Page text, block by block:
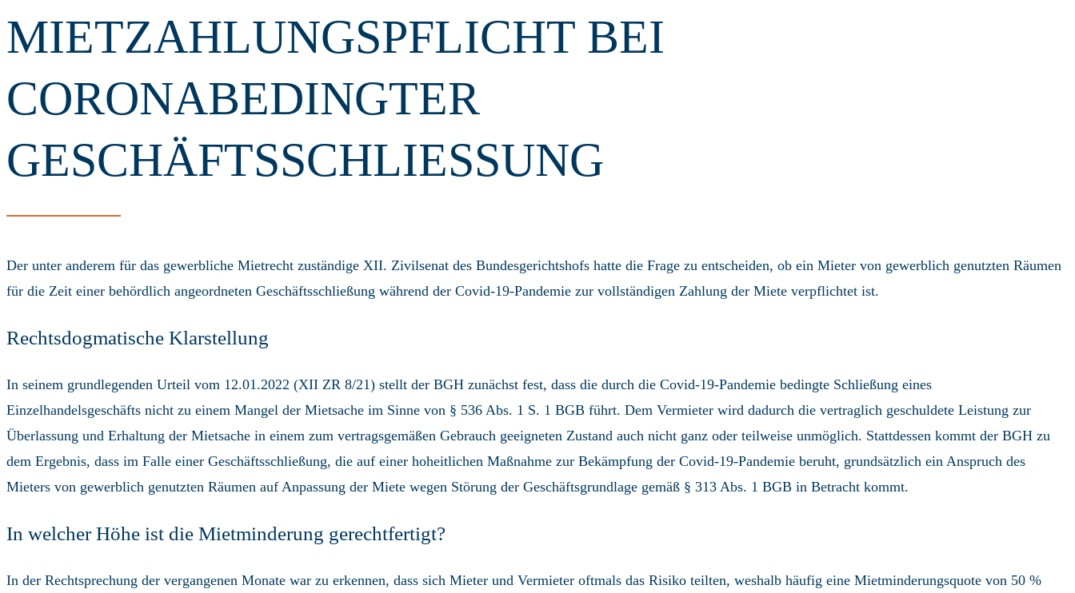
MIETZAHLUNGSPFLICHT BEI
CORONABEDINGTER
GESCHÄFTSSCHLIESSUNG
Der unter anderem für das gewerbliche Mietrecht zuständige XII. Zivilsenat des Bundesgerichtshofs hatte die Frage zu entscheiden, ob ein Mieter von gewerblich genutzten Räumen
für die Zeit einer behördlich angeordneten Geschäftsschließung während der Covid-19-Pandemie zur vollständigen Zahlung der Miete verpflichtet ist.
Rechtsdogmatische Klarstellung
In seinem grundlegenden Urteil vom 12.01.2022 (XII ZR 8/21) stellt der BGH zunächst fest, dass die durch die Covid-19-Pandemie bedingte Schließung eines
Einzelhandelsgeschäfts nicht zu einem Mangel der Mietsache im Sinne von § 536 Abs. 1 S. 1 BGB führt. Dem Vermieter wird dadurch die vertraglich geschuldete Leistung zur
Überlassung und Erhaltung der Mietsache in einem zum vertragsgemäßen Gebrauch geeigneten Zustand auch nicht ganz oder teilweise unmöglich. Stattdessen kommt der BGH zu
dem Ergebnis, dass im Falle einer Geschäftsschließung, die auf einer hoheitlichen Maßnahme zur Bekämpfung der Covid-19-Pandemie beruht, grundsätzlich ein Anspruch des
Mieters von gewerblich genutzten Räumen auf Anpassung der Miete wegen Störung der Geschäftsgrundlage gemäß § 313 Abs. 1 BGB in Betracht kommt.
In welcher Höhe ist die Mietminderung gerechtfertigt?
In der Rechtsprechung der vergangenen Monate war zu erkennen, dass sich Mieter und Vermieter oftmals das Risiko teilten, weshalb häufig eine Mietminderungsquote von 50 %